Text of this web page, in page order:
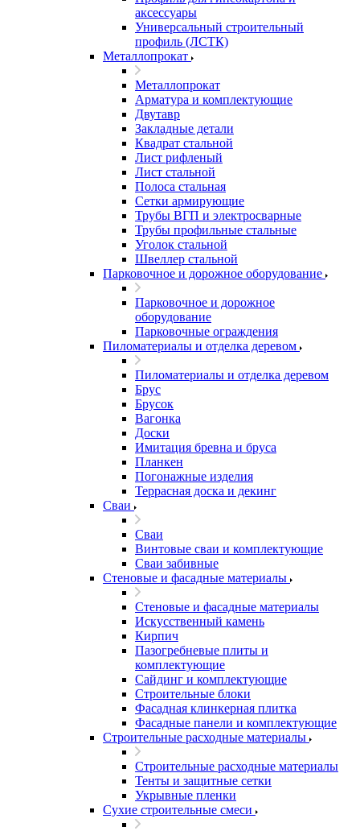
аксессуары
Универсальный строительный
профиль (ЛСТК)
Металлопрокат
Металлопрокат
Арматура и комплектующие
Двутавр
Закладные детали
Квадрат стальной
Лист рифленый
Лист стальной
Полоса стальная
Сетки армирующие
Трубы ВГП и электросварные
Трубы профильные стальные
Уголок стальной
Швеллер стальной
Парковочное и дорожное оборудование
Парковочное и дорожное
оборудование
Парковочные ограждения
Пиломатериалы и отделка деревом
Пиломатериалы и отделка деревом
Брус
Брусок
Вагонка
Доски
Имитация бревна и бруса
Планкен
Погонажные изделия
Террасная доска и декинг
Сваи
Сваи
Винтовые сваи и комплектующие
Сваи забивные
Стеновые и фасадные материалы
Стеновые и фасадные материалы
Искусственный камень
Кирпич
Пазогребневые плиты и
комплектующие
Сайдинг и комплектующие
Строительные блоки
Фасадная клинкерная плитка
Фасадные панели и комплектующие
Строительные расходные материалы
Строительные расходные материалы
Тенты и защитные сетки
Укрывные пленки
Сухие строительные смеси